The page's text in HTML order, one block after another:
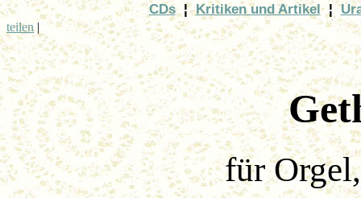
CDs ¦ Kritiken und Artikel ¦
teilen |
für